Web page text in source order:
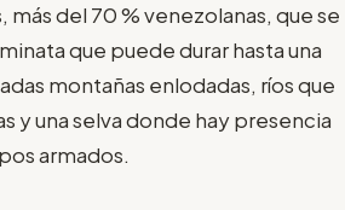
del 70 % venezolanas, que se
que puede durar hasta una
montañas enlodadas, ríos que
y una selva donde hay presencia
armados.